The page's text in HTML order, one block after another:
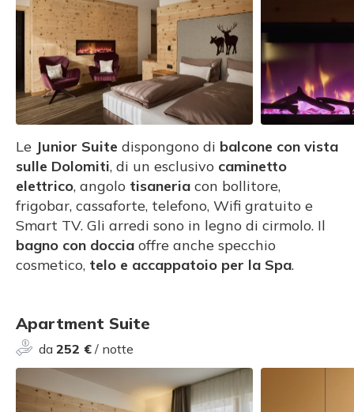
Le Junior Suite dispongono di balcone con vista
sulle Dolomiti, di un esclusivo caminetto
elettrico, angolo tisaneria con bollitore,
frigobar, cassaforte, telefono, Wifi gratuito e
Smart TV. Gli arredi sono in legno di cirmolo. Il
bagno con doccia offre anche specchio
cosmetico, telo e accappatoio per la Spa.
Apartment Suite
da 252 € / notte